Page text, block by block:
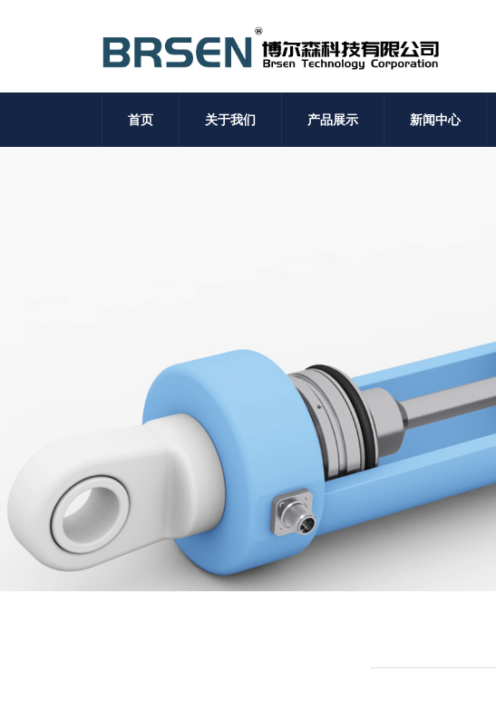
首页 关于我们 产品展示 新闻中心